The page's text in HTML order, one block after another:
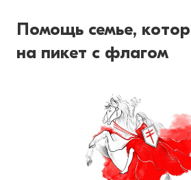
Помощь семье,
на пикет с флагом